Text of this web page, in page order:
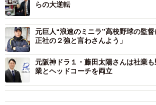
深瀬さんが何気なく「ユニホームを脱ぎ
スブックにアップ。すると熊本ゴールデ
を務め、新球団と新リーグの運営団体「
球機構」を立ち上げたばかりの田中敏弘
り、東京・渋谷のスターバックスで１０
ことになった。
らの大逆転
元巨人“浪速のミニラ”高校野球の監
正社の２強と言わさんよう」
元阪神ドラ１・藤田太陽さんは社業
業とヘッドコーチを両立